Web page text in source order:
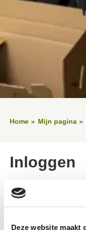
Deze website maakt
Home Mijn pagina
Inloggen
Thuis je huurzaken